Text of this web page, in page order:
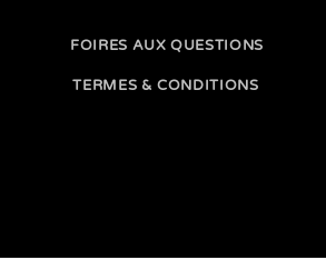
FOIRES AUX QUESTIONS
TERMES & CONDITIONS